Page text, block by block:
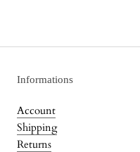
Informations
Account
Shipping
Returns